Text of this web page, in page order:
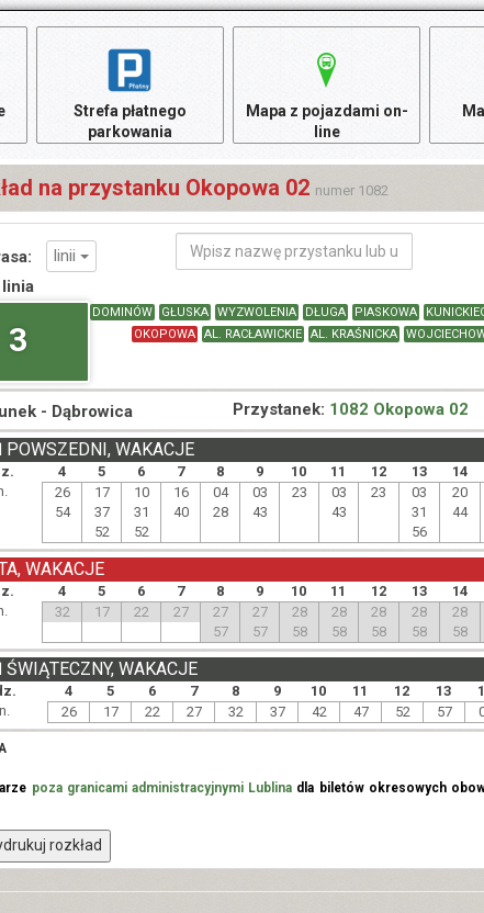
Strefa płatnego
parkowania
Mapa z pojazdami on-
line
na przystanku Okopowa 02 numer 1082
linii
linia
3
DOMINÓW GŁUSKA WYZWOLENIA DŁUGA PIASKOWA
OKOPOWA
AL. RACŁAWICKIE AL. KRAŚNICKA
- Dąbrowica Przystanek: 1082 Okopowa 02
4 5 6 7 8 9 10 11 12 13 14
POWSZEDNI, WAKACJE
26
54
17
37
52
10
31
52
16
40
04
28
03
43
23
03
43
23
03
31
56
20
44
4 5 6 7 8 9 10 11 12 13 14
WAKACJE
32 17 22 27
27
57
27
57
28
58
28
58
28
58
28
58
28
58
4 5 6 7 8 9 10 11 12 13
ŚWIĄTECZNY, WAKACJE
26 17 22 27 32 37 42 47 52 57
poza granicami administracyjnymi Lublina dla biletów okresowych
rozkład